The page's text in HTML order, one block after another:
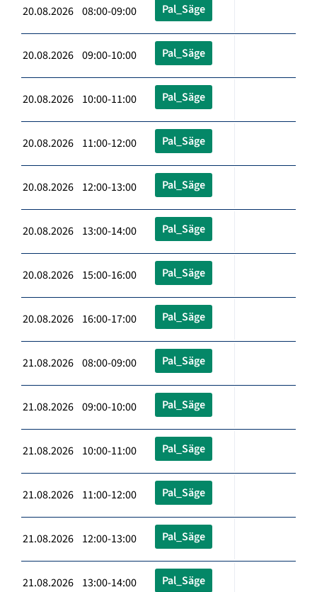
20.08.2026 08:00-09:00 Pal_Säge
20.08.2026 09:00-10:00 Pal_Säge
20.08.2026 10:00-11:00 Pal_Säge
20.08.2026 11:00-12:00 Pal_Säge
20.08.2026 12:00-13:00 Pal_Säge
20.08.2026 13:00-14:00 Pal_Säge
20.08.2026 15:00-16:00 Pal_Säge
20.08.2026 16:00-17:00 Pal_Säge
21.08.2026 08:00-09:00 Pal_Säge
21.08.2026 09:00-10:00 Pal_Säge
21.08.2026 10:00-11:00 Pal_Säge
21.08.2026 11:00-12:00 Pal_Säge
21.08.2026 12:00-13:00 Pal_Säge
21.08.2026 13:00-14:00 Pal_Säge